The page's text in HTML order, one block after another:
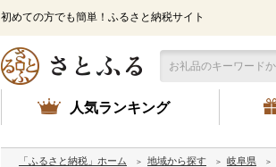
初めての方でも簡単！ふるさと納税サイト
人気ランキング
「ふるさと納税」ホーム 地域から探す 岐阜県